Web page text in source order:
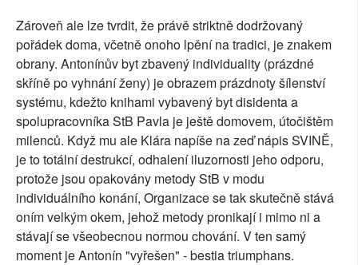
Zároveň ale lze tvrdit, že právě striktně dodržovaný
pořádek doma, včetně onoho lpění na tradici, je znakem
obrany. Antonínův byt zbavený individuality (prázdné
skříně po vyhnání ženy) je obrazem prázdnoty šílenství
systému, kdežto knihami vybavený byt disidenta a
spolupracovníka StB Pavla je ještě domovem, útočištěm
milenců. Když mu ale Klára napíše na zeď nápis SVINĚ,
je to totální destrukcí, odhalení iluzornosti jeho odporu,
protože jsou opakovány metody StB v modu
individuálního konání, Organizace se tak skutečně stává
oním velkým okem, jehož metody pronikají i mimo ni a
stávají se všeobecnou normou chování. V ten samý
moment je Antonín "vyřešen" - bestia triumphans.